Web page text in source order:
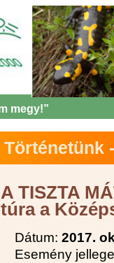
megy!”
Történetünk
A TISZTA
túra a
Dátum: 2017.
Esemény